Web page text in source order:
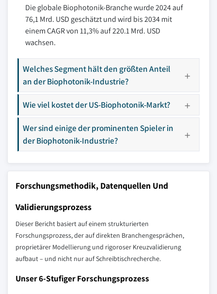
Die globale Biophotonik-Branche wurde 2024 auf
76,1 Mrd. USD geschätzt und wird bis 2034 mit
einem CAGR von 11,3% auf 220.1 Mrd. USD
wachsen.
Welches Segment hält den größten Anteil
an der Biophotonik-Industrie?
Wie viel kostet der US-Biophotonik-Markt?
Wer sind einige der prominenten Spieler in
der Biophotonik-Industrie?
Forschungsmethodik, Datenquellen Und
Validierungsprozess
Dieser Bericht basiert auf einem strukturierten
Forschungsprozess, der auf direkten Branchengesprächen,
proprietärer Modellierung und rigoroser Kreuzvalidierung
aufbaut – und nicht nur auf Schreibtischrecherche.
Unser 6-Stufiger Forschungsprozess